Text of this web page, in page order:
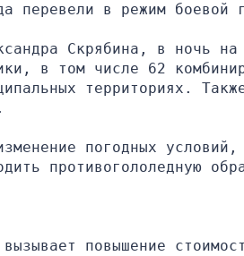
перевели в режим боевой
Скрябина, в ночь
в том числе 62
территориях.
погодных условий,
противогололедную
повышение